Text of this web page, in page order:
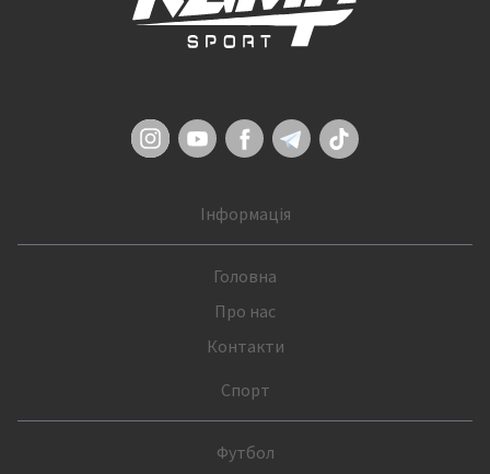
Інформація
Головна
Про нас
Контакти
Спорт
Футбол